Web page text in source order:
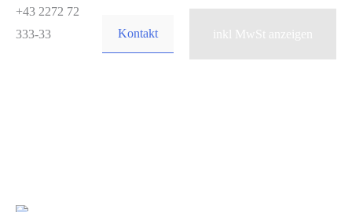
Zum
Inhalt
+43 2272 72
333-33
Kontakt